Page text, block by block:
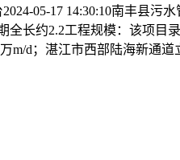
05-17 14:30:10南丰县污
长约2.2工程规模：该项目
d；湛江市西部陆海新通